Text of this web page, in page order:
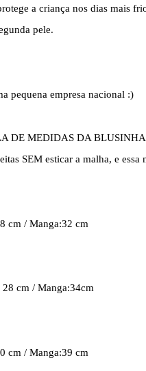
a criança nos dias mais
pele.
pequena empresa nacional :)
DE MEDIDAS DA
SEM esticar a malha, e essa
cm / Manga:32 cm
cm / Manga:34cm
cm / Manga:39 cm